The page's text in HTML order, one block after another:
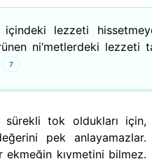
içindeki lezzeti
ni‘metlerdeki lezzeti
7
sürekli tok oldukları için,
pek anlayamazlar.
kıymetini bilmez.